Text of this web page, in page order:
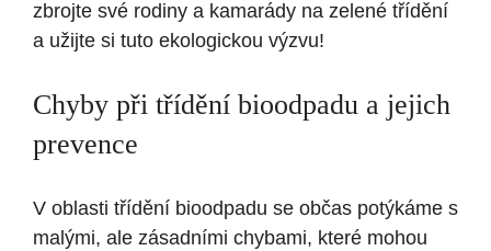
zbrojte své rodiny a kamarády na zelené třídění
a užijte si tuto ekologickou výzvu!
Chyby při třídění bioodpadu a jejich
prevence
V oblasti třídění bioodpadu se občas potýkáme s
malými, ale zásadními chybami, které mohou